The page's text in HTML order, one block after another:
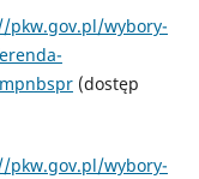
pkw.gov.pl/wybory-
(dostęp
pkw.gov.pl/wybory-